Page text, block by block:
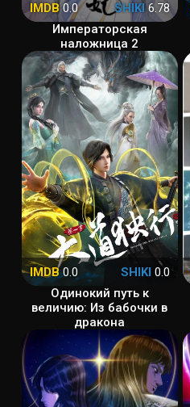
IMDB0.0 SHIKI6.78
Императорская
наложница 2
IMDB0.0 SHIKI 0.0
Одинокий путь к
величию: Из бабочки в
дракона